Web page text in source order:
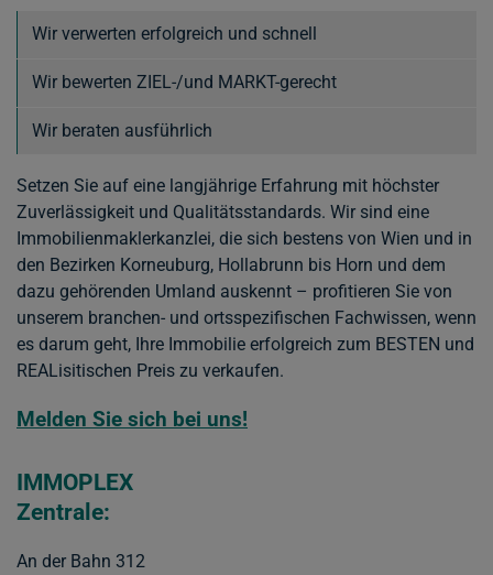
Wir verwerten erfolgreich und schnell
Wir bewerten ZIEL-/und MARKT-gerecht
Wir beraten ausführlich
Setzen Sie auf eine langjährige Erfahrung mit höchster
Zuverlässigkeit und Qualitätsstandards. Wir sind eine
Immobilienmaklerkanzlei, die sich bestens von Wien und in
den Bezirken Korneuburg, Hollabrunn bis Horn und dem
dazu gehörenden Umland auskennt – profitieren Sie von
unserem branchen- und ortsspezifischen Fachwissen, wenn
es darum geht, Ihre Immobilie erfolgreich zum BESTEN und
REALisitischen Preis zu verkaufen.
Melden Sie sich bei uns!
IMMOPLEX
Zentrale:
An der Bahn 312